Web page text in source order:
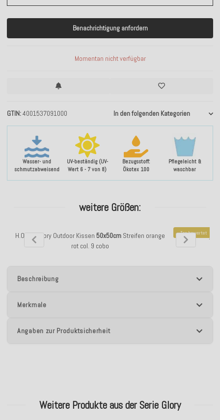
Wasser- und
schmutzabweisend
UV-beständig (UV-
Wert 6 - 7 von 8)
Bezugsstoff:
Ökotex 100
Pflegeleicht &
waschbar
GTIN 4001537091000 In den folgenden Kategorien
Benachrichtigung anfordern
Momentan nicht verfügbar
weitere Größen:
H.O.C.K. Glory Outdoor Kissen 50x50cm Streifen orange
rot col. 9 cobo
Top bewertet
H.O.C.K. Glory
Beschreibung
Merkmale
Angaben zur Produktsicherheit
Weitere Produkte aus der Serie Glory